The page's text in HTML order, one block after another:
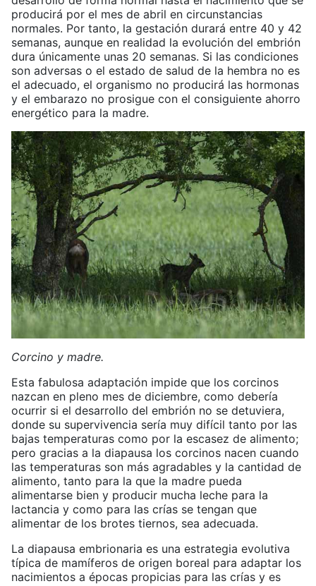
producirá por el mes de abril en circunstancias
normales. Por tanto, la gestación durará entre 40 y 42
semanas, aunque en realidad la evolución del embrión
dura únicamente unas 20 semanas. Si las condiciones
son adversas o el estado de salud de la hembra no es
el adecuado, el organismo no producirá las hormonas
y el embarazo no prosigue con el consiguiente ahorro
energético para la madre.
Corcino y madre.
Esta fabulosa adaptación impide que los corcinos
nazcan en pleno mes de diciembre, como debería
ocurrir si el desarrollo del embrión no se detuviera,
donde su supervivencia sería muy difícil tanto por las
bajas temperaturas como por la escasez de alimento;
pero gracias a la diapausa los corcinos nacen cuando
las temperaturas son más agradables y la cantidad de
alimento, tanto para la que la madre pueda
alimentarse bien y producir mucha leche para la
lactancia y como para las crías se tengan que
alimentar de los brotes tiernos, sea adecuada.
La diapausa embrionaria es una estrategia evolutiva
típica de mamíferos de origen boreal para adaptar los
nacimientos a épocas propicias para las crías y es